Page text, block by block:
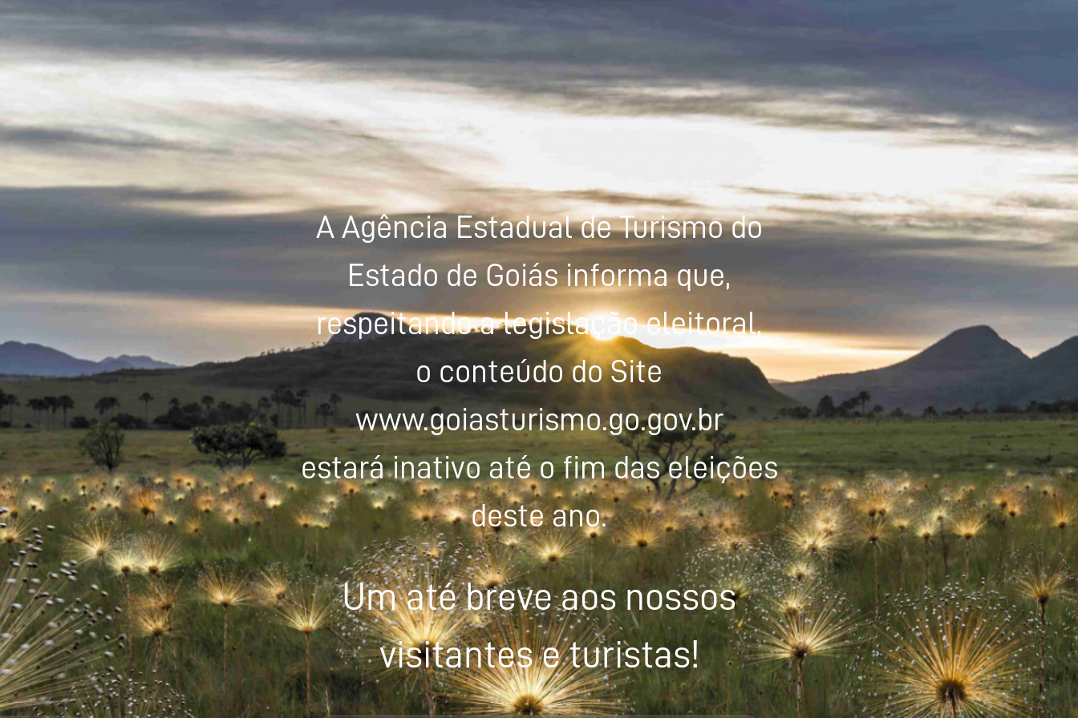
A Agência Estadual de Turismo do
Estado de Goiás informa que,
respeitando a legislação eleitoral,
o conteúdo do Site
www.goiasturismo.go.gov.br
estará inativo até o fim das eleições
deste ano.
Um até breve aos nossos
visitantes e turistas!